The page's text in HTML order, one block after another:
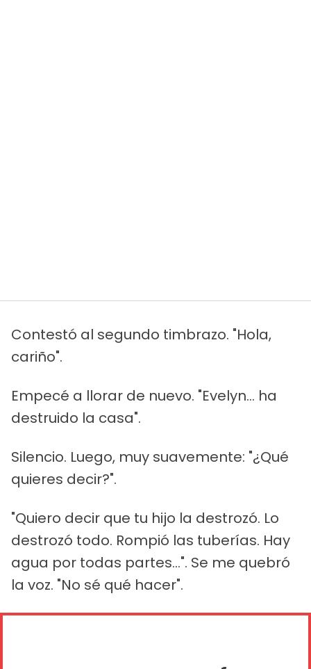
Contestó al segundo timbrazo. "Hola,
cariño".
Empecé a llorar de nuevo. "Evelyn... ha
destruido la casa".
Silencio. Luego, muy suavemente: "¿Qué
quieres decir?".
"Quiero decir que tu hijo la destrozó. Lo
destrozó todo. Rompió las tuberías. Hay
agua por todas partes...". Se me quebró
la voz. "No sé qué hacer".